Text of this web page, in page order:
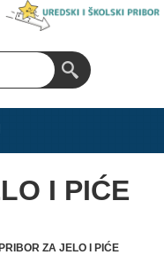
I PIĆE
PRIBOR ZA JELO I PIĆE